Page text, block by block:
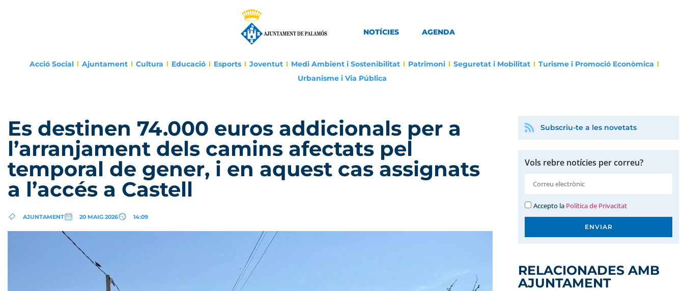
NOTÍCIES AGENDA
Acció Social Ajuntament Cultura Educació Esports Joventut Medi Ambient i Sostenibilitat Patrimoni Seguretat i Mobilitat
Turisme i Promoció Econòmica
Urbanisme i Via Pública
Es destinen 74.000 euros addicionals per a
l’arranjament dels camins afectats pel
temporal de gener, i en aquest cas assignats
a l’accés a Castell
AJUNTAMENT 20 MAIG 2026 14:09
Subscriu-te a les novetats
Vols rebre notícies per correu?
Accepto la Política de Privacitat
ENVIAR
RELACIONADES AMB
AJUNTAMENT